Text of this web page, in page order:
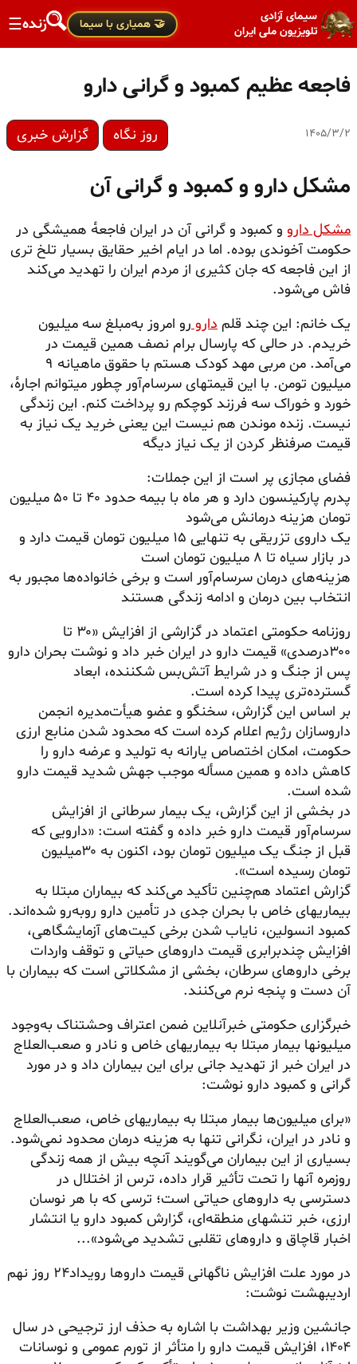
سیمای آزادی
تلویزیون ملی ایران
🤝 همیاری با سیما زنده☰
فاجعه عظیم کمبود و گرانی دارو
۱۴۰۵/۳/۲ روز نگاه گزارش خبری
مشکل دارو و کمبود و گرانی آن
مشکل دارو و کمبود و گرانی آن در ایران فاجعه‌ٔ همیشگی در
حکومت آخوندی بوده. اما در ایام اخیر حقایق بسیار تلخ تری
از این فاجعه که جان کثیری از مردم ایران را تهدید می‌کند
فاش می‌شود.
یک خانم: این چند قلم دارورو امروز به‌مبلغ سه میلیون
خریدم. در حالی که پارسال برام نصف همین قیمت در
می‌آمد. من مربی مهد کودک هستم با حقوق ماهیانه ۹
میلیون تومن. با این قیمتهای سرسام‌آور چطور میتوانم اجاره‌ٔ،
خورد و خوراک سه فرزند کوچکم رو پرداخت کنم. این زندگی
نیست. زنده موندن هم نیست این یعنی خرید یک نیاز به
قیمت صرفنظر کردن از یک نیاز دیگه
فضای مجازی پر است از این جملات:
پدرم پارکینسون دارد و هر ماه با بیمه حدود ۴۰ تا ۵۰ میلیون
تومان هزینه درمانش می‌شود
یک داروی تزریقی به تنهایی ۱۵ میلیون تومان قیمت دارد و
در بازار سیاه تا ۸ میلیون تومان است
هزینه‌های درمان سرسام‌آور است و برخی خانواده‌ها مجبور به
انتخاب بین درمان و ادامه زندگی هستند
روزنامه حکومتی اعتماد در گزارشی از افزایش «۳۰ تا
۳۰۰درصدی» قیمت دارو در ایران خبر داد و نوشت بحران دارو
پس از جنگ و در شرایط آتش‌بس شکننده، ابعاد
گسترده‌تری پیدا کرده است.
بر اساس این گزارش، سخنگو و عضو هیأت‌مدیره انجمن
داروسازان رژیم اعلام کرده است که محدود شدن منابع ارزی
حکومت، امکان اختصاص یارانه به تولید و عرضه دارو را
کاهش داده و همین مسأله موجب جهش شدید قیمت دارو
شده است.
در بخشی از این گزارش، یک بیمار سرطانی از افزایش
سرسام‌آور قیمت دارو خبر داده و گفته است: «دارویی که
قبل از جنگ یک میلیون تومان بود، اکنون به ۳۰میلیون
تومان رسیده است».
گزارش اعتماد هم‌چنین تأکید می‌کند که بیماران مبتلا به
بیماریهای خاص با بحران جدی در تأمین دارو روبه‌رو شده‌اند.
کمبود انسولین، نایاب شدن برخی کیت‌های آزمایشگاهی،
افزایش چندبرابری قیمت داروهای حیاتی و توقف واردات
برخی داروهای سرطان، بخشی از مشکلاتی است که بیماران با
آن دست و پنجه نرم می‌کنند.
خبرگزاری حکومتی خبرآنلاین ضمن اعتراف وحشتناک به‌وجود
میلیونها بیمار مبتلا به بیماریهای خاص و نادر و صعب‌العلاج
در ایران خبر از تهدید جانی برای این بیماران داد و در مورد
گرانی و کمبود دارو نوشت:
«برای میلیون‌ها بیمار مبتلا به بیماریهای خاص، صعب‌العلاج
و نادر در ایران، نگرانی تنها به هزینه درمان محدود نمی‌شود.
بسیاری از این بیماران می‌گویند آنچه بیش از همه زندگی
روزمره آنها را تحت تأثیر قرار داده، ترس از اختلال در
دسترسی به داروهای حیاتی است؛ ترسی که با هر نوسان
ارزی، خبر تنشهای منطقه‌ای، گزارش کمبود دارو یا انتشار
اخبار قاچاق و داروهای تقلبی تشدید می‌شود»...
در مورد علت افزایش ناگهانی قیمت داروها رویداد۲۴ روز نهم
اردیبهشت نوشت:
جانشین وزیر بهداشت با اشاره به حذف ارز ترجیحی در سال
۱۴۰۴، افزایش قیمت دارو را متأثر از تورم عمومی و نوسانات